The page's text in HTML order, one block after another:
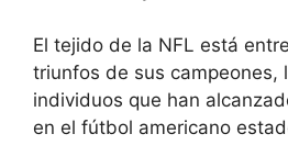
El tejido de la NFL está
triunfos de sus campeones,
individuos que han
en el fútbol americano